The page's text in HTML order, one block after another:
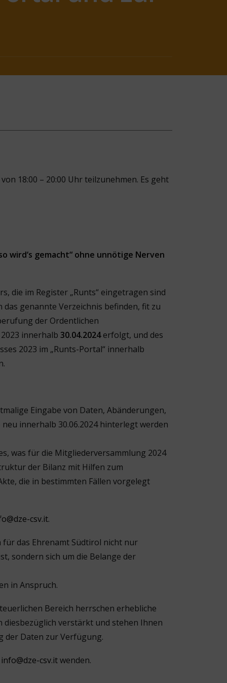
18:00 – 20:00 Uhr teilzunehmen. Es geht
wird‘s gemacht“ ohne unnötige Nerven
die im Register „Runts“ eingetragen sind
genannte Verzeichnis befinden, fit zu
der Ordentlichen
innerhalb 30.04.2024erfolgt, und des
2023 im „Runts-Portal“ innerhalb
Eingabe von Daten, Abänderungen,
innerhalb 30.06.2024 hinterlegt werden
was für die Mitgliederversammlung 2024
der Bilanz mit Hilfen zum
die in bestimmten Fällen vorgelegt
csv.it.
das Ehrenamt Südtirol nicht nur
sondern sich um die Belange der
in Anspruch.
Bereich herrschen erhebliche
verstärkt und stehen Ihnen
der Daten zur Verfügung.
info@dze-csv.itwenden.